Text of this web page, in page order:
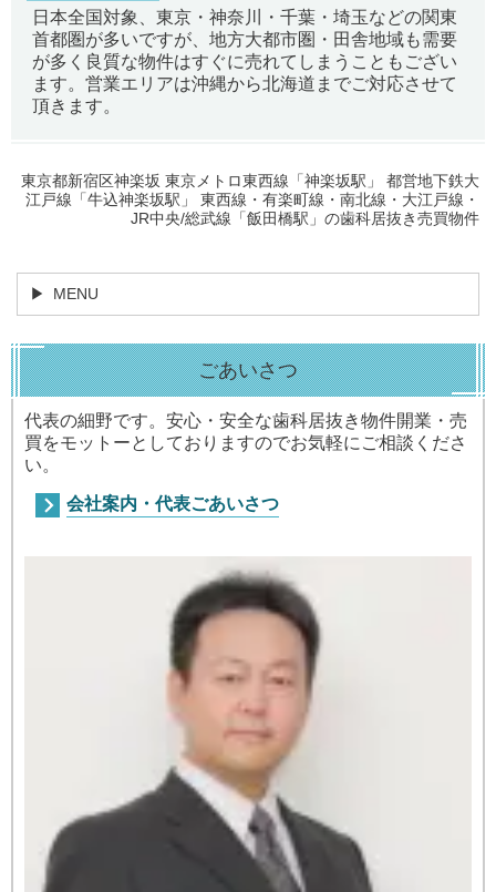
日本全国対象、東京・神奈川・千葉・埼玉などの関東
首都圏が多いですが、地方大都市圏・田舎地域も需要
が多く良質な物件はすぐに売れてしまうこともござい
ます。営業エリアは沖縄から北海道までご対応させて
頂きます。
東京都新宿区神楽坂 東京メトロ東西線「神楽坂駅」 都営地下鉄大
江戸線「牛込神楽坂駅」 東西線・有楽町線・南北線・大江戸線・
JR中央/総武線「飯田橋駅」の歯科居抜き売買物件
MENU
ごあいさつ
代表の細野です。安心・安全な歯科居抜き物件開業・売
買をモットーとしておりますのでお気軽にご相談くださ
い。
会社案内・代表ごあいさつ